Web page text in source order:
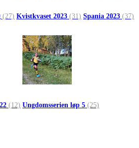
(27) Kvistkvaset 2023 (31) Spania 2023 (37)
(12) Ungdomsserien løp 5 (25)